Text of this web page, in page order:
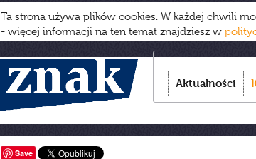
Ta strona używa plików cookies. W każdej chwili
- więcej informacji na ten temat znajdziesz w
Aktualności
Save